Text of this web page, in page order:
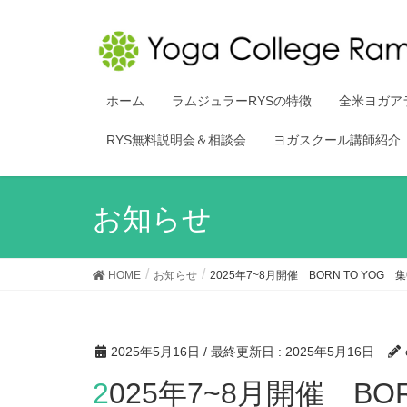
ホーム ラムジュラーRYSの特徴 全米ヨガア
RYS無料説明会＆相談会 ヨガスクール講師紹介
お知らせ
HOME お知らせ 2025年7~8月開催 BORN TO YOG 集
2025年5月16日 / 最終更新日 : 2025年5月16日
2025年7~8月開催 BORN TO YOG 集中トレーニ